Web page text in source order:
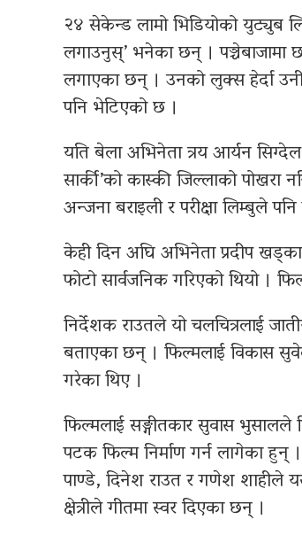
२४ सेकेन्ड लामो भिडियोको युट्युब
लगाउनुस्’ भनेका छन् । पञ्चेबाजामा
लगाएका छन् । उनको लुक्स हेर्दा
पनि भेटिएको छ ।
यति बेला अभिनेता त्रय आर्यन
सार्की’को कास्की जिल्लाको पोखरा
अन्जना बराइली र परीक्षा लिम्बुले
केही दिन अघि अभिनेता प्रदीप
फोटो सार्वजनिक गरिएको थियो ।
निर्देशक राउतले यो चलचित्रलाई
बताएका छन् । फिल्मलाई विकास
गरेका थिए ।
फिल्मलाई सङ्गीतकार सुवास भुसालले
पटक फिल्म निर्माण गर्न लागेका
पाण्डे, दिनेश राउत र गणेश शाहीले
क्षेत्रीले गीतमा स्वर दिएका छन् ।